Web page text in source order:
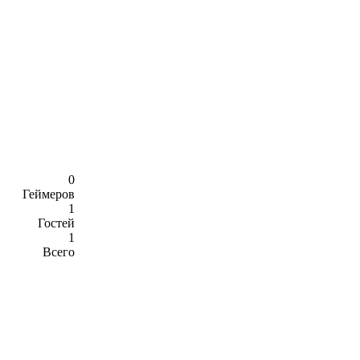
0
Геймеров
1
Гостей
1
Всего